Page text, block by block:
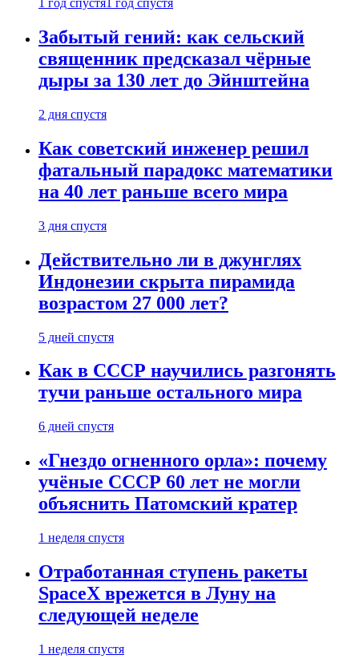
1 год спустя 1 год спустя
Забытый гений: как сельский
священник предсказал чёрные
дыры за 130 лет до Эйнштейна
2 дня спустя
Как советский инженер решил
фатальный парадокс математики
на 40 лет раньше всего мира
3 дня спустя
Действительно ли в джунглях
Индонезии скрыта пирамида
возрастом 27 000 лет?
5 дней спустя
Как в СССР научились разгонять
тучи раньше остального мира
6 дней спустя
«Гнездо огненного орла»: почему
учёные СССР 60 лет не могли
объяснить Патомский кратер
1 неделя спустя
Отработанная ступень ракеты
SpaceX врежется в Луну на
следующей неделе
1 неделя спустя